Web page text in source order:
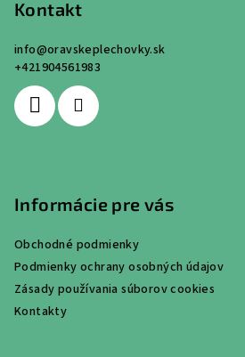
Kontakt
info@oravskeplechovky.sk
+421904561983
Informácie pre vás
Obchodné podmienky
Podmienky ochrany osobných údajov
Zásady používania súborov cookies
Kontakty